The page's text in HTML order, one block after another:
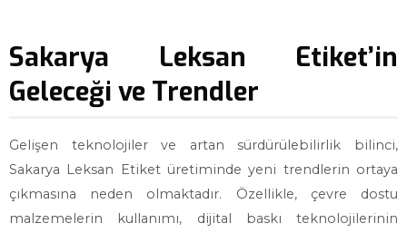
Sakarya Leksan Etiket’in
Geleceği ve Trendler
Gelişen teknolojiler ve artan sürdürülebilirlik bilinci,
Sakarya Leksan Etiket üretiminde yeni trendlerin ortaya
çıkmasına neden olmaktadır. Özellikle, çevre dostu
malzemelerin kullanımı, dijital baskı teknolojilerinin